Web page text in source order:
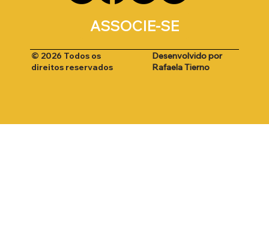
ASSOCIE-SE
© 2026 Todos os
direitos reservados
Desenvolvido por
Rafaela Tierno